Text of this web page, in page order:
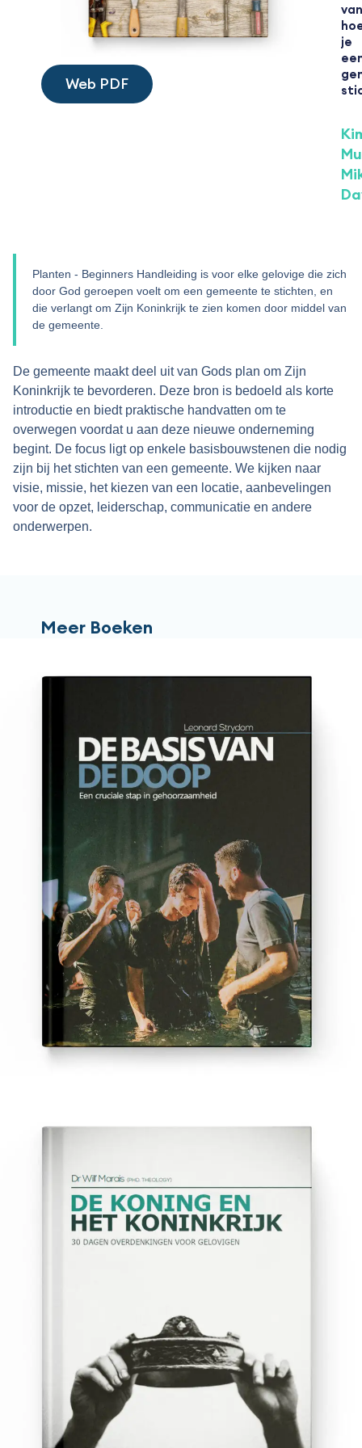
Web PDF
van
je
Planten - Beginners Handleiding is voor elke gelovige die zich
door God geroepen voelt om een gemeente te stichten, en
die verlangt om Zijn Koninkrijk te zien komen door middel van
de gemeente.
De gemeente maakt deel uit van Gods plan om Zijn
Koninkrijk te bevorderen. Deze bron is bedoeld als korte
introductie en biedt praktische handvatten om te
overwegen voordat u aan deze nieuwe onderneming
begint. De focus ligt op enkele basisbouwstenen die nodig
zijn bij het stichten van een gemeente. We kijken naar
visie, missie, het kiezen van een locatie, aanbevelingen
voor de opzet, leiderschap, communicatie en andere
onderwerpen.
Meer Boeken